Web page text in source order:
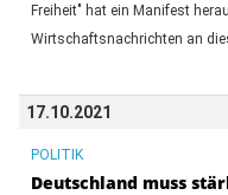
Freiheit" hat ein Manifest
Wirtschaftsnachrichten an
17.10.2021
POLITIK
Deutschland muss